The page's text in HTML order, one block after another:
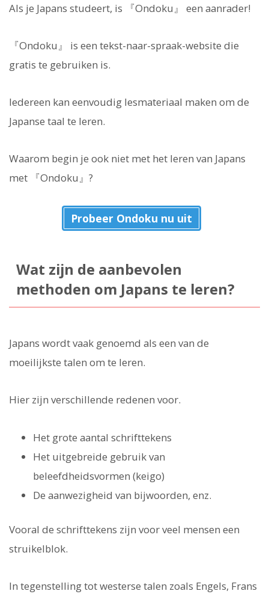
Als je Japans studeert, is 『Ondoku』 een aanrader!
『Ondoku』 is een tekst-naar-spraak-website die
gratis te gebruiken is.
Iedereen kan eenvoudig lesmateriaal maken om de
Japanse taal te leren.
Waarom begin je ook niet met het leren van Japans
met 『Ondoku』?
Probeer Ondoku nu uit
Wat zijn de aanbevolen
methoden om Japans te leren?
Japans wordt vaak genoemd als een van de
moeilijkste talen om te leren.
Hier zijn verschillende redenen voor.
Het grote aantal schrifttekens
Het uitgebreide gebruik van
beleefdheidsvormen (keigo)
De aanwezigheid van bijwoorden, enz.
Vooral de schrifttekens zijn voor veel mensen een
struikelblok.
In tegenstelling tot westerse talen zoals Engels, Frans